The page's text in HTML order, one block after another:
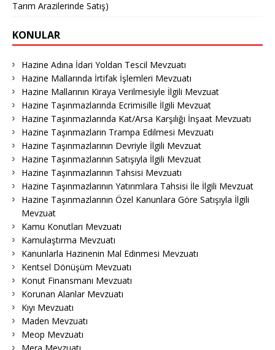
Tarım Arazilerinde Satış)
KONULAR
Hazine Adına İdari Yoldan Tescil Mevzuatı
Hazine Mallarında İrtifak İşlemleri Mevzuatı
Hazine Mallarının Kiraya Verilmesiyle İlgili Mevzuat
Hazine Taşınmazlarında Ecrimisille İlgili Mevzuat
Hazine Taşınmazlarında Kat/Arsa Karşılığı İnşaat Mevzuatı
Hazine Taşınmazların Trampa Edilmesi Mevzuatı
Hazine Taşınmazlarının Devriyle İlgili Mevzuat
Hazine Taşınmazlarının Satışıyla İlgili Mevzuat
Hazine Taşınmazlarının Tahsisi Mevzuatı
Hazine Taşınmazlarının Yatırımlara Tahsisi İle İlgili Mevzuat
Hazine Taşınmazlarının Özel Kanunlara Göre Satışıyla İlgili
Mevzuat
Kamu Konutları Mevzuatı
Kamulaştırma Mevzuatı
Kanunlarla Hazinenin Mal Edinmesi Mevzuatı
Kentsel Dönüşüm Mevzuatı
Konut Finansmanı Mevzuatı
Korunan Alanlar Mevzuatı
Kıyı Mevzuatı
Maden Mevzuatı
Meop Mevzuatı